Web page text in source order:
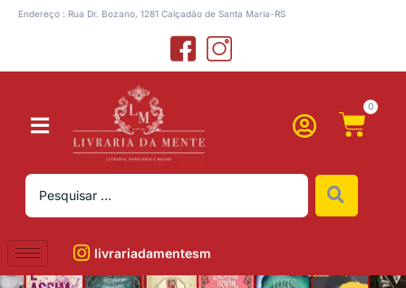
Endereço : Rua Dr. Bozano, 1281 Calçadão de Santa Maria-RS
0
livrariadamentesm